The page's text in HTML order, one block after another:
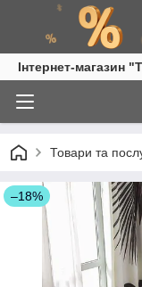
Інтернет-магазин
Товари та
–18%